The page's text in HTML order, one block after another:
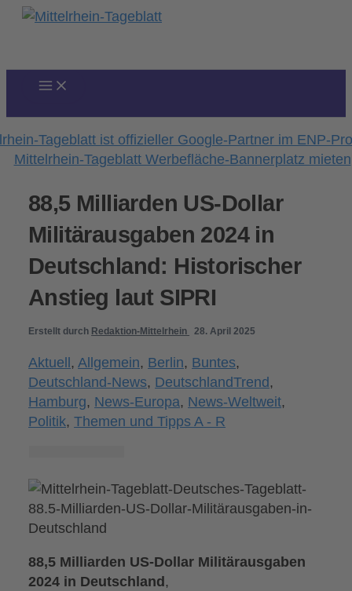
Zum
88,5 Milliarden US-Dollar
Militärausgaben 2024 in
Deutschland: Historischer
Anstieg laut SIPRI
Erstellt durch Redaktion-Mittelrhein 28. April 2025
Aktuell,Allgemein, Berlin, Buntes,
Deutschland-News, DeutschlandTrend,
Hamburg, News-Europa, News-Weltweit,
Politik,Themen und Tipps A - R
88,5 Milliarden US-Dollar Militärausgaben
2024 in Deutschland,